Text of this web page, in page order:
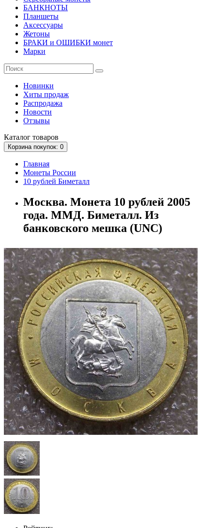
БАНКНОТЫ
Планшеты
Аксессуары
Жетоны
БРАКИ и ОШИБКИ монет
Марки
Новинки
Хиты продаж
Распродажа
Новости
Отзывы
Каталог товаров
Корзинапокупок: 0
Главная
Монеты России
10 рублей Биметалл
Москва. Монета 10 рублей 2005
года. ММД. Биметалл. Из
банковского мешка (UNC)